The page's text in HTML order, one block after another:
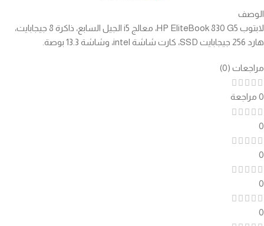
الوصف
لابتوب HP EliteBook 830 G5، معالج i5 الجيل السابع، ذاكرة 8 جيجابايت،
هارد 256 جيجابايت SSD، كارت شاشة intel، وشاشة 13.3 بوصة.
مراجعات (0)
0 مراجعة
0
0
0
0